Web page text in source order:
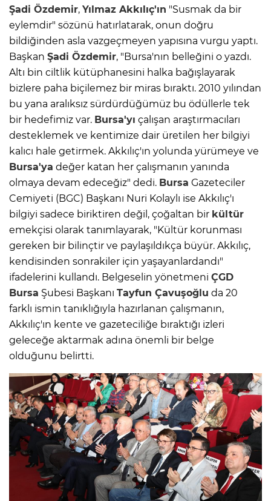
Şadi Özdemir, Yılmaz Akkılıç'ın "Susmak da bir
eylemdir" sözünü hatırlatarak, onun doğru
bildiğinden asla vazgeçmeyen yapısına vurgu yaptı.
Başkan Şadi Özdemir, "Bursa'nın belleğini o yazdı.
Altı bin ciltlik kütüphanesini halka bağışlayarak
bizlere paha biçilemez bir miras bıraktı. 2010 yılından
bu yana aralıksız sürdürdüğümüz bu ödüllerle tek
bir hedefimiz var. Bursa'yı çalışan araştırmacıları
desteklemek ve kentimize dair üretilen her bilgiyi
kalıcı hale getirmek. Akkılıç'ın yolunda yürümeye ve
Bursa'ya değer katan her çalışmanın yanında
olmaya devam edeceğiz" dedi. Bursa Gazeteciler
Cemiyeti (BGC) Başkanı Nuri Kolaylı ise Akkılıç'ı
bilgiyi sadece biriktiren değil, çoğaltan bir kültür
emekçisi olarak tanımlayarak, "Kültür korunması
gereken bir bilinçtir ve paylaşıldıkça büyür. Akkılıç,
kendisinden sonrakiler için yaşayanlardandı"
ifadelerini kullandı. Belgeselin yönetmeni ÇGD
Bursa Şubesi Başkanı Tayfun Çavuşoğlu da 20
farklı ismin tanıklığıyla hazırlanan çalışmanın,
Akkılıç'ın kente ve gazeteciliğe bıraktığı izleri
geleceğe aktarmak adına önemli bir belge
olduğunu belirtti.